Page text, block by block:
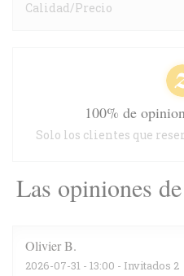
Las opiniones
OlivierB
2026-07-31 - 13:00 - Invitados 2
Calidad/Precio
100% de
Solo los clientes que